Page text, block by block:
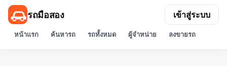
รถมือสอง
หน้าแรก ค้นหารถ รถทั้งหมด ผู้จำหน่าย ลงขายรถ
เข้าสู่ระบบ